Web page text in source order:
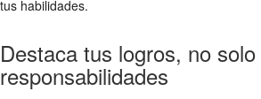
tus habilidades.
Destaca tus logros, no
responsabilidades